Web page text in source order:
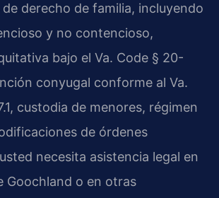
derecho de familia, incluyendo
y no contencioso,
bajo el Va. Code § 20-
conyugal conforme al Va.
custodia de menores, régimen
de órdenes
necesita asistencia legal en
Goochland o en otras